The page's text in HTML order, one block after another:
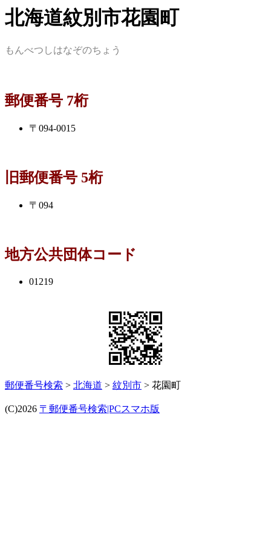
北海道紋別市花園町
もんべつしはなぞのちょう
郵便番号 7桁
〒094-0015
旧郵便番号 5桁
〒094
地方公共団体コード
01219
郵便番号検索 > 北海道 > 紋別市 > 花園町
(C)2026 〒郵便番号検索|PCスマホ版